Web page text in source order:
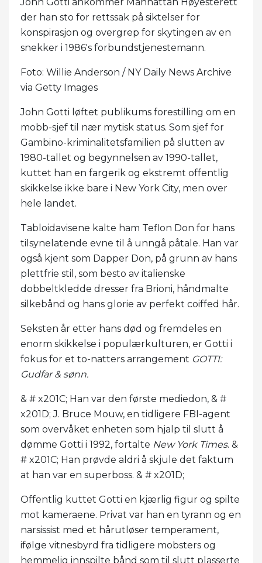
John Gotti ankommer Manhattan Høyesterett
der han sto for rettssak på siktelser for
konspirasjon og overgrep for skytingen av en
snekker i 1986's forbundstjenestemann.
Foto: Willie Anderson / NY Daily News Archive
via Getty Images
John Gotti løftet publikums forestilling om en
mobb-sjef til nær mytisk status. Som sjef for
Gambino-kriminalitetsfamilien på slutten av
1980-tallet og begynnelsen av 1990-tallet,
kuttet han en fargerik og ekstremt offentlig
skikkelse ikke bare i New York City, men over
hele landet.
Tabloidavisene kalte ham Teflon Don for hans
tilsynelatende evne til å unngå påtale. Han var
også kjent som Dapper Don, på grunn av hans
plettfrie stil, som besto av italienske
dobbeltkledde dresser fra Brioni, håndmalte
silkebånd og hans glorie av perfekt coiffed hår.
Seksten år etter hans død og fremdeles en
enorm skikkelse i populærkulturen, er Gotti i
fokus for et to-natters arrangement GOTTI:
Gudfar & sønn.
& # x201C; Han var den første mediedon, & #
x201D; J. Bruce Mouw, en tidligere FBI-agent
som overvåket enheten som hjalp til slutt å
dømme Gotti i 1992, fortalte New York Times. &
# x201C; Han prøvde aldri å skjule det faktum
at han var en superboss. & # x201D;
Offentlig kuttet Gotti en kjærlig figur og spilte
mot kameraene. Privat var han en tyrann og en
narsissist med et hårutløser temperament,
ifølge vitnesbyrd fra tidligere mobsters og
hemmelig innspilte bånd som til slutt plasserte